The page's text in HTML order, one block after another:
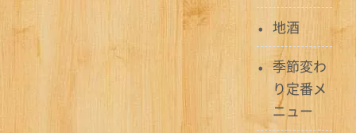
シ
ョ
地酒
季節変わ
り定番メ
ニュー